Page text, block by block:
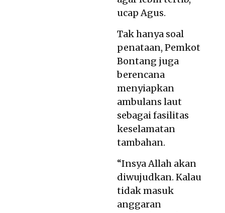
ucap Agus.
Tak hanya soal
penataan, Pemkot
Bontang juga
berencana
menyiapkan
ambulans laut
sebagai fasilitas
keselamatan
tambahan.
“Insya Allah akan
diwujudkan. Kalau
tidak masuk
anggaran